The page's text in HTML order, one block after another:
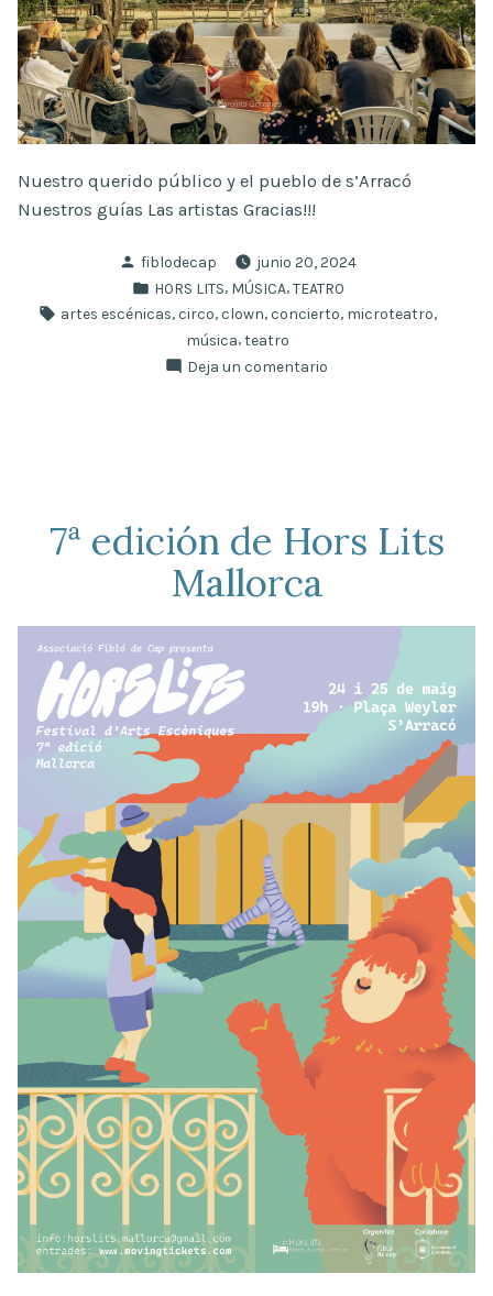
Nuestro querido público y el pueblo de s’Arracó
Nuestros guías Las artistas Gracias!!!
Publicado
por
fiblodecap
junio 20, 2024
Publicado
en
HORS LITS MÚSICA TEATRO
Etiquetas:
artes escénicas circo clown concierto microteatro
música,teatro
Deja un comentario
7ª edición de Hors Lits
Mallorca